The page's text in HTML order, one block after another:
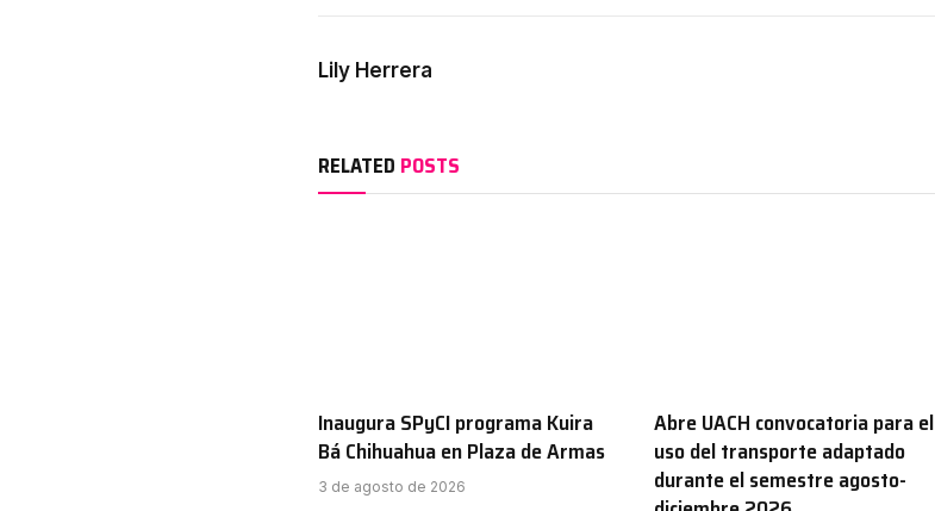
Lily Herrera
RELATED POSTS
Inaugura SPyCI programa Kuira
Bá Chihuahua en Plaza de Armas
3 de agosto de 2026
Abre UACH convocatoria para el
uso del transporte adaptado
durante el semestre agosto-